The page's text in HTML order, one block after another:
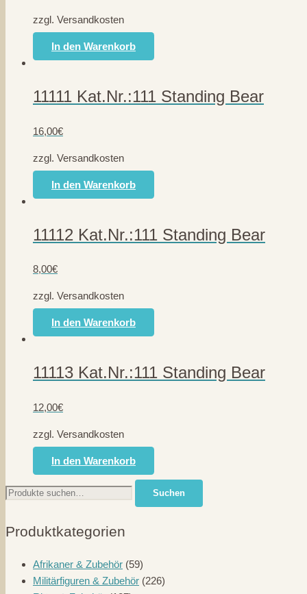
zzgl. Versandkosten
In den Warenkorb
11111 Kat.Nr.:111 Standing Bear
16,00€
zzgl. Versandkosten
In den Warenkorb
11112 Kat.Nr.:111 Standing Bear
8,00€
zzgl. Versandkosten
In den Warenkorb
11113 Kat.Nr.:111 Standing Bear
12,00€
zzgl. Versandkosten
In den Warenkorb
Suche
nach:
Suchen
Produktkategorien
Afrikaner & Zubehör (59)
Militärfiguren & Zubehör (226)